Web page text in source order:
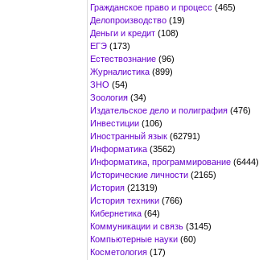
Гражданское право и процесс (465)
Делопроизводство (19)
Деньги и кредит (108)
ЕГЭ (173)
Естествознание (96)
Журналистика (899)
ЗНО (54)
Зоология (34)
Издательское дело и полиграфия (476)
Инвестиции (106)
Иностранный язык (62791)
Информатика (3562)
Информатика, программирование (6444)
Исторические личности (2165)
История (21319)
История техники (766)
Кибернетика (64)
Коммуникации и связь (3145)
Компьютерные науки (60)
Косметология (17)